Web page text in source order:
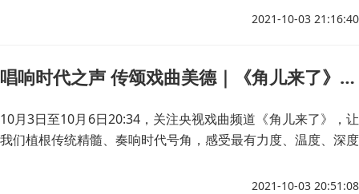
下，代表全国亿万青少年，向党和人民发出青春的告白、许下青
2021-10-03 21:16:40
唱响时代之声 传颂戏曲美德｜《角儿来了》国庆特辑今晚开播
10月3日至10月6日20:34，关注央视戏曲频道《角儿来了》，让
我们植根传统精髓、奏响时代号角，感受最有力度、温度、深度
2021-10-03 20:51:08